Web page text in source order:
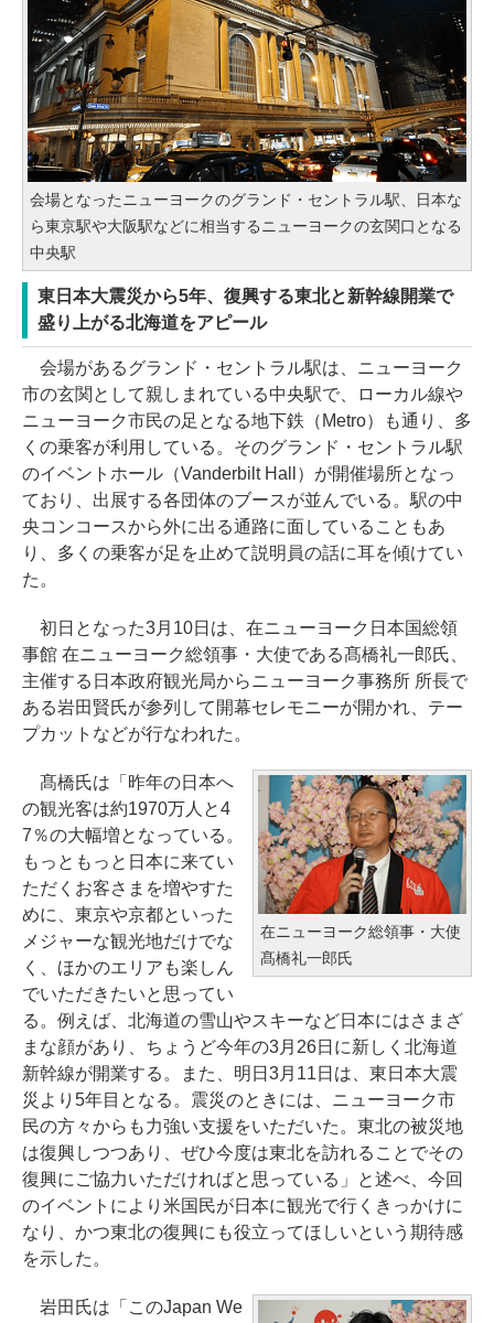
会場となったニューヨークのグランド・セントラル駅、日本な
ら東京駅や大阪駅などに相当するニューヨークの玄関口となる
中央駅
東日本大震災から5年、復興する東北と新幹線開業で
盛り上がる北海道をアピール
会場があるグランド・セントラル駅は、ニューヨーク
市の玄関として親しまれている中央駅で、ローカル線や
ニューヨーク市民の足となる地下鉄（Metro）も通り、多
くの乗客が利用している。そのグランド・セントラル駅
のイベントホール（Vanderbilt Hall）が開催場所となっ
ており、出展する各団体のブースが並んでいる。駅の中
央コンコースから外に出る通路に面していることもあ
り、多くの乗客が足を止めて説明員の話に耳を傾けてい
た。
初日となった3月10日は、在ニューヨーク日本国総領
事館 在ニューヨーク総領事・大使である髙橋礼一郎氏、
主催する日本政府観光局からニューヨーク事務所 所長で
ある岩田賢氏が参列して開幕セレモニーが開かれ、テー
プカットなどが行なわれた。
在ニューヨーク総領事・大使
髙橋礼一郎氏
髙橋氏は「昨年の日本へ
の観光客は約1970万人と4
7％の大幅増となっている。
もっともっと日本に来てい
ただくお客さまを増やすた
めに、東京や京都といった
メジャーな観光地だけでな
く、ほかのエリアも楽しん
でいただきたいと思ってい
る。例えば、北海道の雪山やスキーなど日本にはさまざ
まな顔があり、ちょうど今年の3月26日に新しく北海道
新幹線が開業する。また、明日3月11日は、東日本大震
災より5年目となる。震災のときには、ニューヨーク市
民の方々からも力強い支援をいただいた。東北の被災地
は復興しつつあり、ぜひ今度は東北を訪れることでその
復興にご協力いただければと思っている」と述べ、今回
のイベントにより米国民が日本に観光で行くきっかけに
なり、かつ東北の復興にも役立ってほしいという期待感
を示した。
岩田氏は「このJapan We